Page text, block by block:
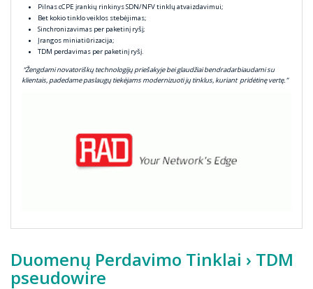
Pilnas cCPE įrankių rinkinys SDN/NFV tinklų atvaizdavimui;
Bet kokio tinklo veiklos stebėjimas;
Sinchronizavimas per paketinį ryšį;
Įrangos miniatiūrizacija;
TDM perdavimas per paketinį ryšį.
“Žengdami novatoriškų technologijų priešakyje bei glaudžiai bendradarbiaudami su
klientais, padedame paslaugų tiekėjams modernizuoti jų tinklus, kuriant pridėtinę vertę.”
Duomenų Perdavimo Tinklai › TDM
pseudowire